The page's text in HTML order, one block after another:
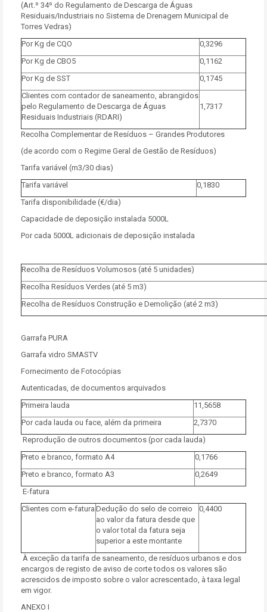
(Art.º 34º do Regulamento de Descarga de Águas
Residuais/Industriais no Sistema de Drenagem Municipal de
Torres Vedras)
Por Kg de CQO
0,3296
Por Kg de CBO5
0,1162
Por Kg de SST
0,1745
Clientes com contador de saneamento, abrangidos
pelo Regulamento de Descarga de Águas
Residuais Industriais (RDARI)
1,7317
Recolha Complementar de Resíduos – Grandes Produtores
(de acordo com o Regime Geral de Gestão de Resíduos)
Tarifa variável (m3/30 dias)
Tarifa variável
0,1830
Tarifa disponibilidade (€/dia)
Capacidade de deposição instalada 5000L
Por cada 5000L adicionais de deposição instalada
Recolha de Resíduos Volumosos (até 5 unidades)
Recolha Resíduos Verdes (até 5 m3)
Recolha de Resíduos Construção e Demolição (até 2 m3)
Garrafa PURA
Garrafa vidro SMASTV
Fornecimento de Fotocópias
Autenticadas, de documentos arquivados
Primeira lauda
11,5658
Por cada lauda ou face, além da primeira
2,7370
Reprodução de outros documentos (por cada lauda)
Preto e branco, formato A4
0,1766
Preto e branco, formato A3
0,2649
E-fatura
Clientes com e-fatura Dedução do selo de correio
ao valor da fatura desde que
o valor total da fatura seja
superior a este montante
0,4400
À exceção da tarifa de saneamento, de resíduos urbanos e dos
encargos de registo de aviso de corte todos os valores são
acrescidos de imposto sobre o valor acrescentado, à taxa legal
em vigor.
ANEXO I